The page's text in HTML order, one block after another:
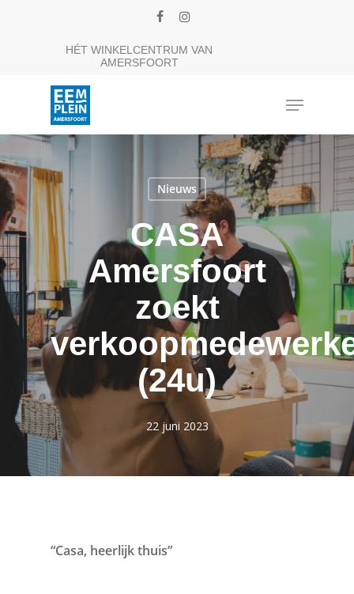
facebookinstagram
HÉT WINKELCENTRUM VAN
AMERSFOORT
Menu
Nieuws
CASA
Amersfoort
zoekt
(24u)
22 juni 2023
“Casa, heerlijk thuis”